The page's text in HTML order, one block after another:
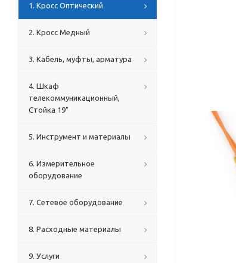
1. Кросс Оптический
2. Кросс Медный
3. Кабель, муфты, арматура
4. Шкаф
телекоммуникационный,
Стойка 19"
5. Инструмент и материалы
6. Измерительное
оборудование
7. Сетевое оборудование
8. Расходные материалы
9. Услуги